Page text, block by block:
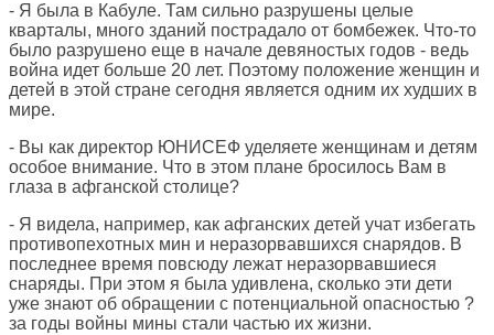
- Я была в Кабуле. Там сильно разрушены целые
кварталы, много зданий пострадало от бомбежек. Что-то
было разрушено еще в начале девяностых годов - ведь
война идет больше 20 лет. Поэтому положение женщин и
детей в этой стране сегодня является одним их худших в
мире.
- Вы как директор ЮНИСЕФ уделяете женщинам и детям
особое внимание. Что в этом плане бросилось Вам в
глаза в афганской столице?
- Я видела, например, как афганских детей учат избегать
противопехотных мин и неразорвавшихся снарядов. В
последнее время повсюду лежат неразорвавшиеся
снаряды. При этом я была удивлена, сколько эти дети
уже знают об обращении с потенциальной опасностью ?
за годы войны мины стали частью их жизни.